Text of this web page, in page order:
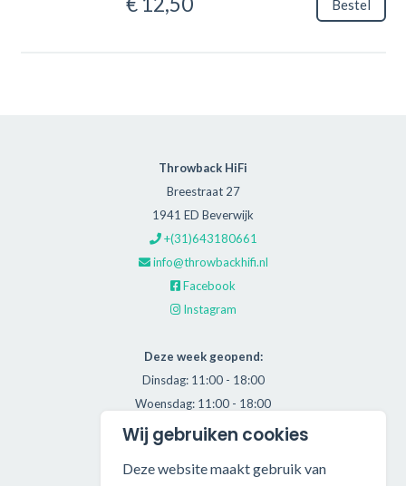
Bestel
Throwback HiFi
Breestraat 27
1941 ED Beverwijk
+(31)643180661
info@throwbackhifi.nl
Facebook
Instagram
Deze week geopend:
Dinsdag: 11:00 - 18:00
Woensdag: 11:00 - 18:00
Donderdag: 11:00 - 21:00
Zaterdag: 11:00 - 17:00
Wij gebruiken cookies
Deze website maakt gebruik van